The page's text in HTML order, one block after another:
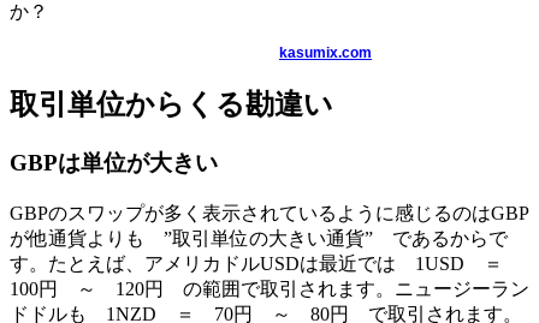
か？
kasumix.com
取引単位からくる勘違い
GBPは単位が大きい
GBPのスワップが多く表示されているように感じるのはGBP
が他通貨よりも ”取引単位の大きい通貨” であるからで
す。たとえば、アメリカドルUSDは最近では 1USD ＝
100円 ～ 120円 の範囲で取引されます。ニュージーラン
ドドルも 1NZD ＝ 70円 ～ 80円 で取引されます。